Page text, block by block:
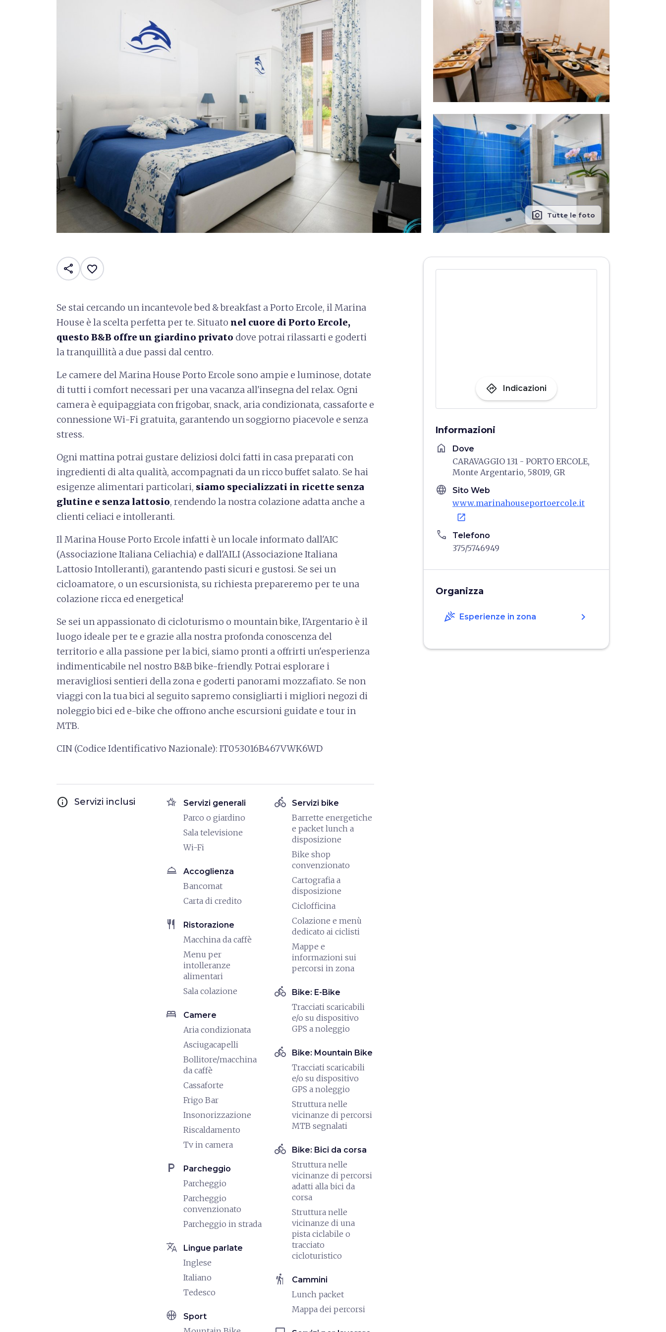
photo_camera Tutte le foto
share favorite_border
Se stai cercando un incantevole bed & breakfast a Porto Ercole, il Marina
House è la scelta perfetta per te. Situato nel cuore di Porto Ercole,
questo B&B offre un giardino privato dove potrai rilassarti e goderti
la tranquillità a due passi dal centro.
Le camere del Marina House Porto Ercole sono ampie e luminose, dotate
di tutti i comfort necessari per una vacanza all'insegna del relax. Ogni
camera è equipaggiata con frigobar, snack, aria condizionata, cassaforte e
connessione Wi-Fi gratuita, garantendo un soggiorno piacevole e senza
stress.
Ogni mattina potrai gustare deliziosi dolci fatti in casa preparati con
ingredienti di alta qualità, accompagnati da un ricco buffet salato. Se hai
esigenze alimentari particolari, siamo specializzati in ricette senza
glutine e senza lattosio, rendendo la nostra colazione adatta anche a
clienti celiaci e intolleranti.
Il Marina House Porto Ercole infatti è un locale informato dall'AIC
(Associazione Italiana Celiachia) e dall'AILI (Associazione Italiana
Lattosio Intolleranti), garantendo pasti sicuri e gustosi. Se sei un
cicloamatore, o un escursionista, su richiesta prepareremo per te una
colazione ricca ed energetica!
Se sei un appassionato di cicloturismo o mountain bike, l'Argentario è il
luogo ideale per te e grazie alla nostra profonda conoscenza del
territorio e alla passione per la bici, siamo pronti a offrirti un'esperienza
indimenticabile nel nostro B&B bike-friendly. Potrai esplorare i
meravigliosi sentieri della zona e goderti panorami mozzafiato. Se non
viaggi con la tua bici al seguito sapremo consigliarti i migliori negozi di
noleggio bici ed e-bike che offrono anche escursioni guidate e tour in
MTB.
CIN (Codice Identificativo Nazionale): IT053016B467VWK6WD
info Servizi inclusi hotel_class Servizi generali
Parco o giardino
Sala televisione
Wi-Fi
room_service Accoglienza
Bancomat
Carta di credito
restaurant Ristorazione
Macchina da caffè
Menu per
intolleranze
alimentari
Sala colazione
bed Camere
Aria condizionata
Asciugacapelli
Bollitore/macchina
da caffè
Cassaforte
Frigo Bar
Insonorizzazione
Riscaldamento
Tv in camera
local_parking Parcheggio
Parcheggio
Parcheggio
convenzionato
Parcheggio in strada
translate Lingue parlate
Inglese
Italiano
Tedesco
sports_basketball Sport
directions_bike Servizi bike
Barrette energetiche
e packet lunch a
disposizione
Bike shop
convenzionato
Cartografia a
disposizione
Ciclofficina
Colazione e menù
dedicato ai ciclisti
Mappe e
informazioni sui
percorsi in zona
directions_bike Bike: E-Bike
Tracciati scaricabili
e/o su dispositivo
GPS a noleggio
directions_bike Bike: Mountain Bike
Tracciati scaricabili
e/o su dispositivo
GPS a noleggio
Struttura nelle
vicinanze di percorsi
MTB segnalati
directions_bike Bike: Bici da corsa
Struttura nelle
vicinanze di percorsi
adatti alla bici da
corsa
Struttura nelle
vicinanze di una
pista ciclabile o
tracciato
cicloturistico
hiking Cammini
Lunch packet
Mappa dei percorsi
directions Indicazioni
Informazioni
home Dove
CARAVAGGIO 131 - PORTO ERCOLE,
Monte Argentario, 58019, GR
language Sito Web
www.marinahouseportoercole.it
open_in_new
phone Telefono
375/5746949
Organizza
celebration Esperienze in zona chevron_right